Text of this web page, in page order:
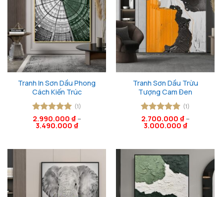
Tranh In Sơn Dầu Phong
Cách Kiến Trúc
Được xếp
hạng55
(1)
2.990.000 ₫–
3.490.000 ₫
Tranh Sơn Dầu Trừu
Tượng Cam Đen
Được xếp
hạng55
(1)
2.700.000 ₫–
3.000.000 ₫